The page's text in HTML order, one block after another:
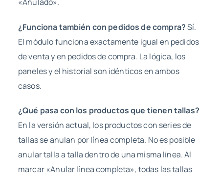
¿Funciona también con pedidos de compra?Sí.
El módulo funciona exactamente igual en pedidos
de venta y en pedidos de compra. La lógica, los
paneles y el historial son idénticos en ambos
casos.
¿Qué pasa con los productos que tienen tallas?
En la versión actual, los productos con series de
tallas se anulan por línea completa. No es posible
anular talla a talla dentro de una misma línea. Al
marcar «Anular línea completa», todas las tallas